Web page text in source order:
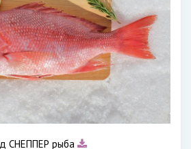
СНЕППЕР рыба